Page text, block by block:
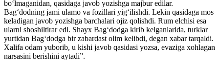
bo‘lmaganidan, qasidaga javob yozishga majbur edilar.
Bag‘dodning jami ulamo va fozillari yig‘ilishdi. Lekin qasidaga mos
keladigan javob yozishga barchalari ojiz qolishdi. Rum elchisi esa
ularni shoshiltirar edi. Shayx Bag‘dodga kirib kelganlarida, turklar
yurtidan Bag‘dodga bir zabardast olim kelibdi, degan xabar tarqaldi.
Xalifa odam yuborib, u kishi javob qasidasi yozsa, evaziga xohlagan
narsasini berishini aytadi”.